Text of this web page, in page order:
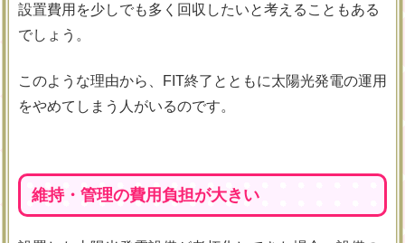
設置費用を少しでも多く回収したいと考えることもある
でしょう。
このような理由から、FIT終了とともに太陽光発電の運用
をやめてしまう人がいるのです。
維持・管理の費用負担が大きい